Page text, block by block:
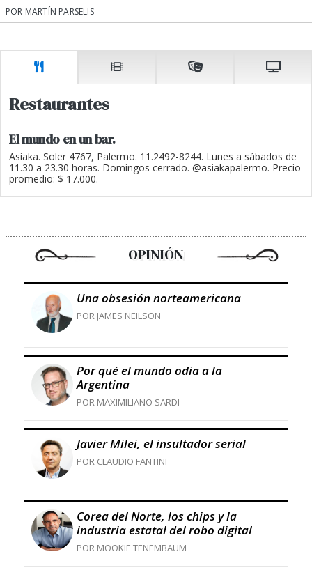
POR MARTÍN PARSELIS
Restaurantes
El mundo en un bar.
Asiaka. Soler 4767, Palermo. 11.2492-8244. Lunes a sábados de
11.30 a 23.30 horas. Domingos cerrado. @asiakapalermo. Precio
promedio: $ 17.000.
OPINIÓN
Una obsesión norteamericana
POR JAMES NEILSON
Por qué el mundo odia a la
Argentina
POR MAXIMILIANO SARDI
Javier Milei, el insultador serial
POR CLAUDIO FANTINI
Corea del Norte, los chips y la
industria estatal del robo digital
POR MOOKIE TENEMBAUM